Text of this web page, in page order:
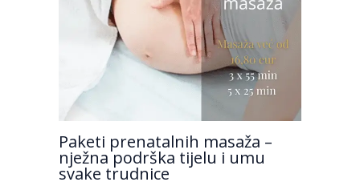
Paketi prenatalnih masaža –
nježna podrška tijelu i umu
svake trudnice